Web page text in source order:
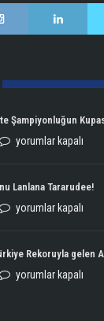
Şampiyonluğun
ENKA
Çifte
Şampiyonluğun
yorumlar kapalı
Lanlana Tararudee!
ENKA
Şampiyonu
Lanlana
yorumlar kapalı
Rekoruyla gelen
Eylül
yorumlar kapalı